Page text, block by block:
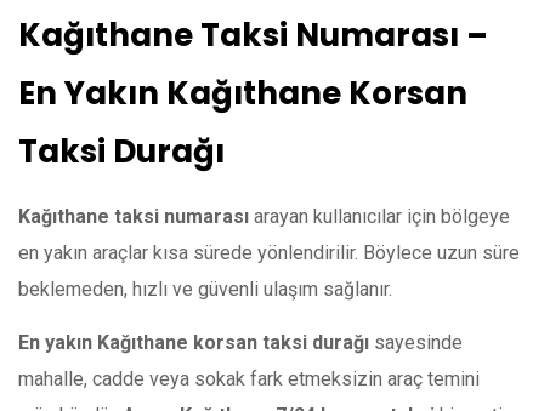
Kağıthane Taksi Numarası –
En Yakın Kağıthane Korsan
Taksi Durağı
Kağıthane taksi numarası arayan kullanıcılar için bölgeye
en yakın araçlar kısa sürede yönlendirilir. Böylece uzun süre
beklemeden, hızlı ve güvenli ulaşım sağlanır.
En yakın Kağıthane korsan taksi durağı sayesinde
mahalle, cadde veya sokak fark etmeksizin araç temini